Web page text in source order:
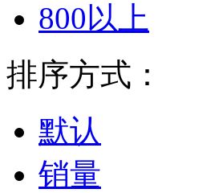
800以上
排序方式：
默认
销量